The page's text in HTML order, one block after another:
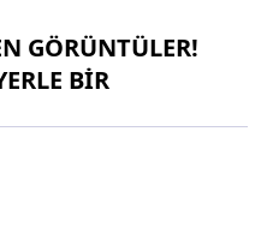
GÖRÜNTÜLER!
BİR